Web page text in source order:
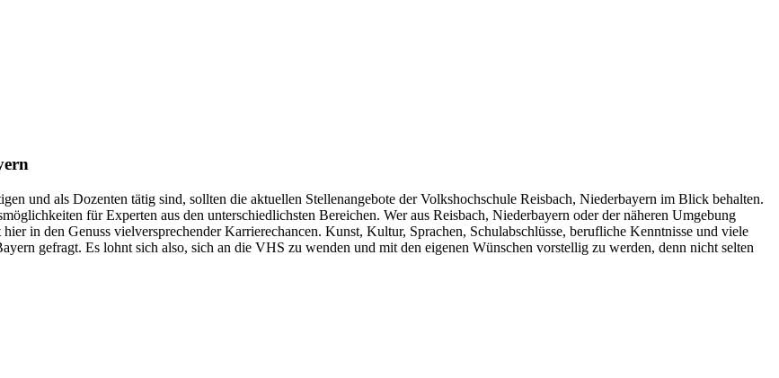
und als Dozenten tätig sind, sollten die aktuellen Stellenangebote der Volkshochschule Reisbach, Niederbayern im Blick behalten.
für Experten aus den unterschiedlichsten Bereichen. Wer aus Reisbach, Niederbayern oder der näheren Umgebung
in den Genuss vielversprechender Karrierechancen. Kunst, Kultur, Sprachen, Schulabschlüsse, berufliche Kenntnisse und viele
gefragt. Es lohnt sich also, sich an die VHS zu wenden und mit den eigenen Wünschen vorstellig zu werden, denn nicht selten